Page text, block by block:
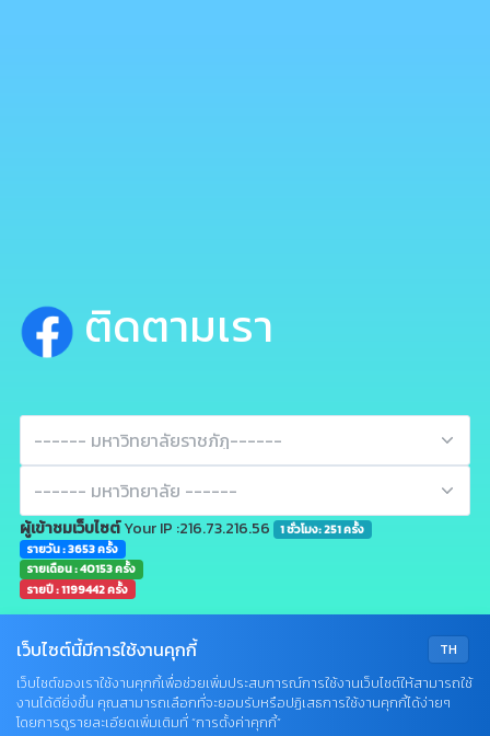
ติดตามเรา
ผู้เข้าชมเว็บไซต์Your IP :216.73.216.56
1 ชั่วโมง: 251 ครั้ง
รายวัน : 3653 ครั้ง
รายเดือน : 40153 ครั้ง
รายปี : 1199442 ครั้ง
• Sitemap • Terms & Conditions
TH
เว็บไซต์นี้มีการใช้งานคุกกี้
เว็บไซต์ของเราใช้งานคุกกี้เพื่อช่วยเพิ่มประสบการณ์การใช้งานเว็บไซต์ให้สามารถใช้
งานได้ดียิ่งขึ้น คุณสามารถเลือกที่จะยอมรับหรือปฏิเสธการใช้งานคุกกี้ได้ง่ายๆ
โดยการดูรายละเอียดเพิ่มเติมที่ “การตั้งค่าคุกกี้”